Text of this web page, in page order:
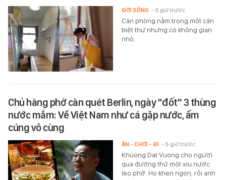
Căn phòng nằm trong một căn
biệt thự nhưng có không gian
nhỏ.
ĐỜI SỐNG - 5 giờ trước
Chủ hàng phở càn quét Berlin, ngày "đốt" 3 thùng
nước mắm: Về Việt Nam như cá gặp nước, ấm
cúng vô cùng
Khuong Dat Vuong cho người
qua đường thử một xíu nước
lèo phở. Họ khen ngon, rồi anh
ĂN - CHƠI - ĐI - 5 giờ trước